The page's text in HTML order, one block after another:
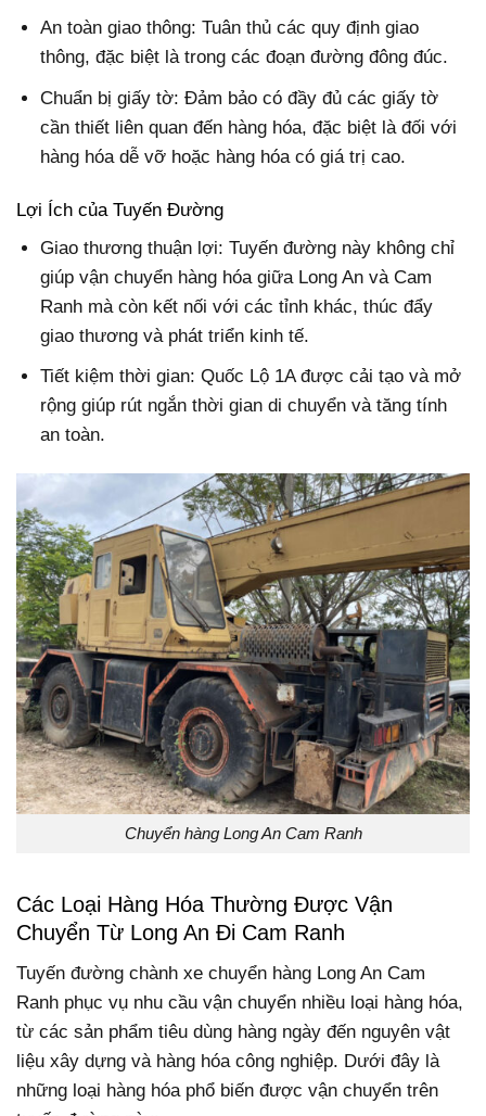
An toàn giao thông: Tuân thủ các quy định giao
thông, đặc biệt là trong các đoạn đường đông đúc.
Chuẩn bị giấy tờ: Đảm bảo có đầy đủ các giấy tờ
cần thiết liên quan đến hàng hóa, đặc biệt là đối với
hàng hóa dễ vỡ hoặc hàng hóa có giá trị cao.
Lợi Ích của Tuyến Đường
Giao thương thuận lợi: Tuyến đường này không chỉ
giúp vận chuyển hàng hóa giữa Long An và Cam
Ranh mà còn kết nối với các tỉnh khác, thúc đẩy
giao thương và phát triển kinh tế.
Tiết kiệm thời gian: Quốc Lộ 1A được cải tạo và mở
rộng giúp rút ngắn thời gian di chuyển và tăng tính
an toàn.
Chuyển hàng Long An Cam Ranh
Các Loại Hàng Hóa Thường Được Vận
Chuyển Từ Long An Đi Cam Ranh
Tuyến đường chành xe chuyển hàng Long An Cam
Ranh phục vụ nhu cầu vận chuyển nhiều loại hàng hóa,
từ các sản phẩm tiêu dùng hàng ngày đến nguyên vật
liệu xây dựng và hàng hóa công nghiệp. Dưới đây là
những loại hàng hóa phổ biến được vận chuyển trên